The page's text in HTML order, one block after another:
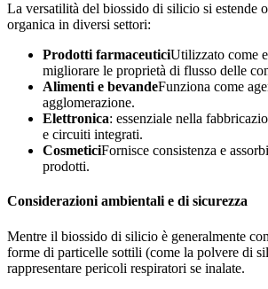
La versatilità del biossido di silicio si estende
organica in diversi settori:
Prodotti farmaceuticiUtilizzato come
migliorare le proprietà di flusso delle
Alimenti e bevandeFunziona come
agglomerazione.
Elettronica: essenziale nella
e circuiti integrati.
CosmeticiFornisce consistenza e
prodotti.
Considerazioni ambientali e di sicurezza
Mentre il biossido di silicio è generalmente
forme di particelle sottili (come la polvere di
rappresentare pericoli respiratori se inalate.